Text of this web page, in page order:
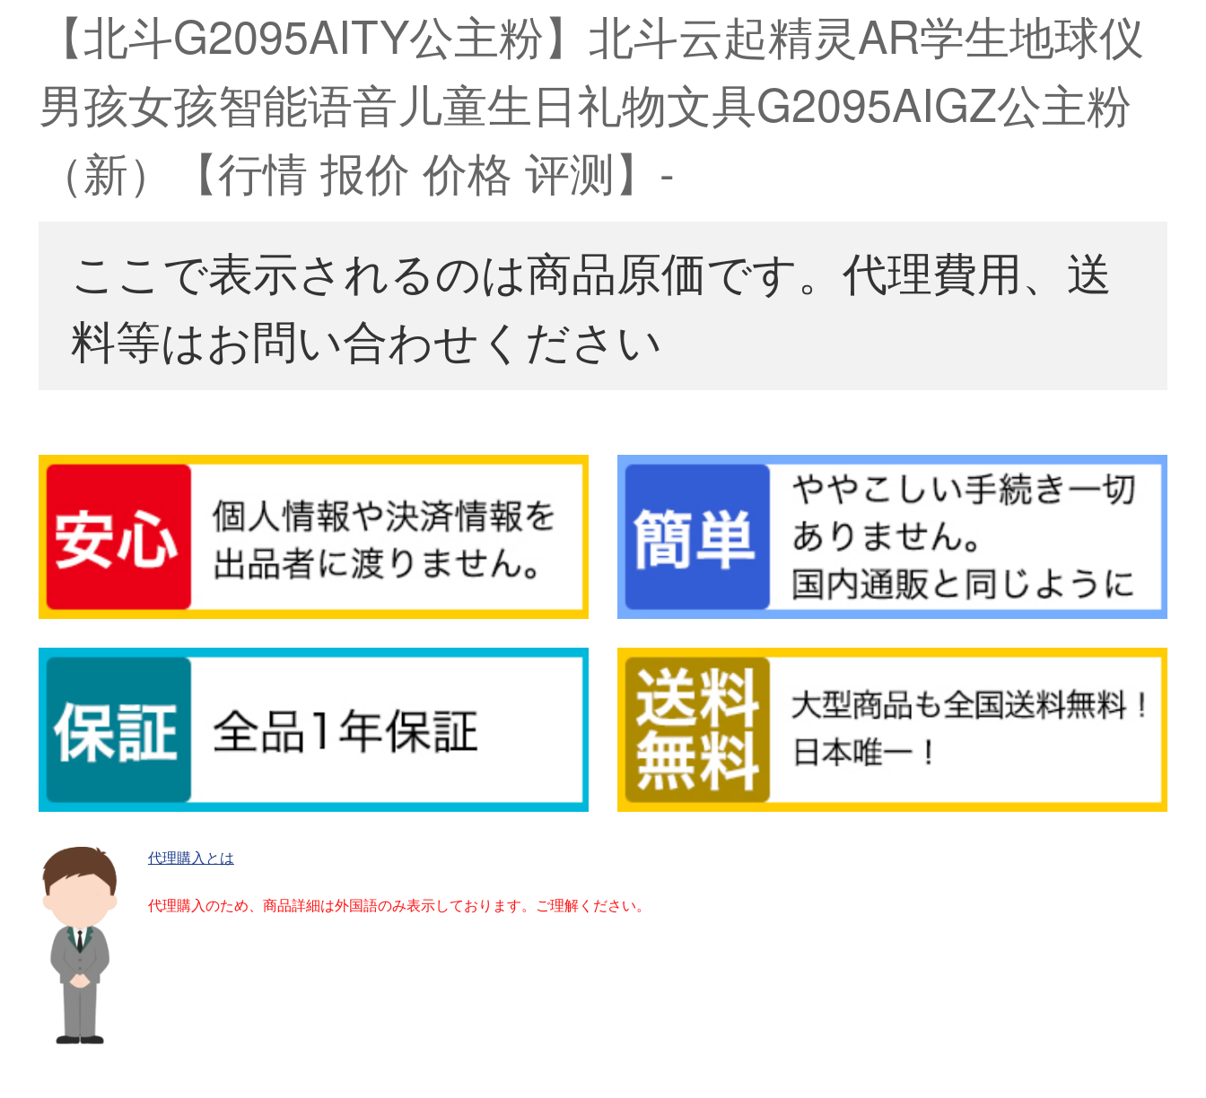
【北斗G2095AITY公主粉】北斗云起精灵AR学生地球仪
男孩女孩智能语音儿童生日礼物文具G2095AIGZ公主粉
（新）【行情 报价 价格 评测】-
ここで表示されるのは商品原価です。代理費用、送
料等はお問い合わせください
代理購入とは
代理購入のため、商品詳細は外国語のみ表示しております。ご理解ください。